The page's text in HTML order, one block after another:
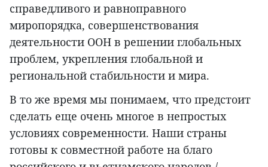
справедливого и равноправного
миропорядка, совершенствования
деятельности ООН в решении глобальных
проблем, укрепления глобальной и
региональной стабильности и мира.
В то же время мы понимаем, что предстоит
сделать еще очень многое в непростых
условиях современности. Наши страны
готовы к совместной работе на благо